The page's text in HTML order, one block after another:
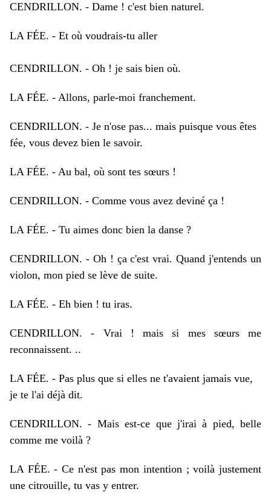
CENDRILLON. - Dame ! c'est bien naturel.
LA FÉE. - Et où voudrais-tu aller
CENDRILLON. - Oh ! je sais bien où.
LA FÉE. - Allons, parle-moi franchement.
CENDRILLON. - Je n'ose pas... mais puisque vous êtes
fée, vous devez bien le savoir.
LA FÉE. - Au bal, où sont tes sœurs !
CENDRILLON. - Comme vous avez deviné ça !
LA FÉE. - Tu aimes donc bien la danse ?
CENDRILLON. - Oh ! ça c'est vrai. Quand j'entends un
violon, mon pied se lève de suite.
LA FÉE. - Eh bien ! tu iras.
CENDRILLON. - Vrai ! mais si mes sœurs me
reconnaissent. ..
LA FÉE. - Pas plus que si elles ne t'avaient jamais vue,
je te l'ai déjà dit.
CENDRILLON. - Mais est-ce que j'irai à pied, belle
comme me voilà ?
LA FÉE. - Ce n'est pas mon intention ; voilà justement
une citrouille, tu vas y entrer.